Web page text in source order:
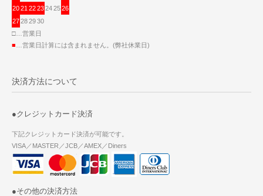
2021 2223242526
27282930
□…営業日
■ …営業日計算には含まれません。(弊社休業日)
決済方法について
●クレジットカード決済
下記クレジットカード決済が可能です。
VISA／MASTER／JCB／AMEX／Diners
●その他の決済方法